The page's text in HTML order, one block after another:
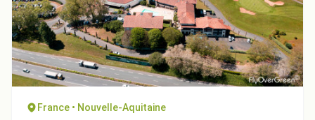
France • Nouvelle-Aquitaine